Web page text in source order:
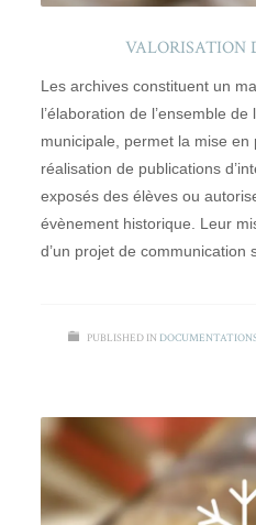
VALORISATION
Les archives constituent un
l’élaboration de l’ensemble
municipale, permet la mise en
réalisation de publications
exposés des élèves ou
évènement historique. Leur
d’un projet de communication
PUBLISHED IN